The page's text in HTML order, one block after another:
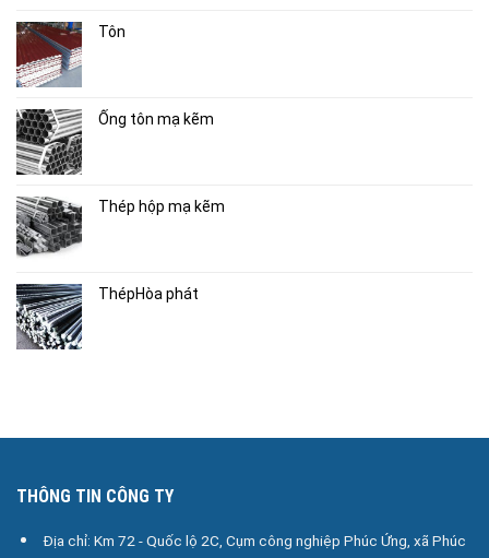
Tôn
Ống tôn mạ kẽm
Thép hộp mạ kẽm
ThépHòa phát
THÔNG TIN CÔNG TY
Địa chỉ: Km 72 - Quốc lộ 2C, Cụm công nghiệp Phúc Ứng, xã Phúc